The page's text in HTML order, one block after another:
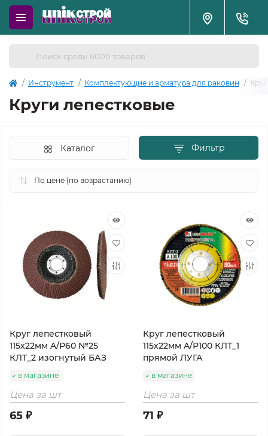
Инструмент Комплектующие и арматура для раковин
Круги лепестковые
Фильтр
Каталог
Круг лепестковый
115х22мм A/Р60 №25
КЛТ_2 изогнутый БАЗ
в магазине
Цена за шт
65 ₽
Круг лепестковый
115х22мм A/Р100 КЛТ_1
прямой ЛУГА
в магазине
Цена за шт
71 ₽